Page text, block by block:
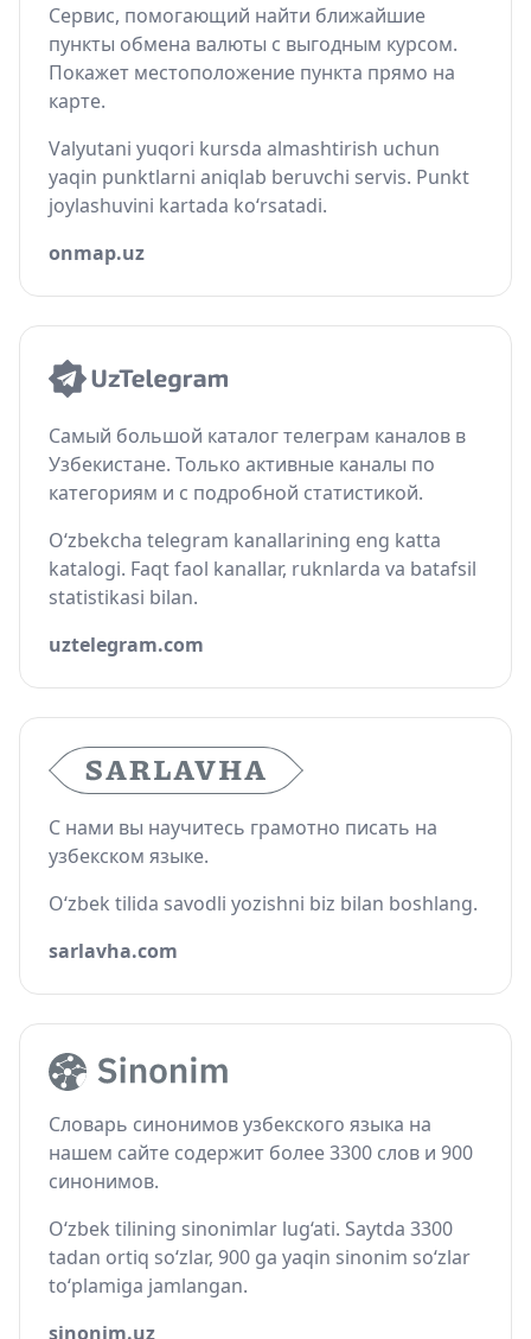
Сервис, помогающий найти ближайшие
пункты обмена валюты с выгодным курсом.
Покажет местоположение пункта прямо на
карте.
Valyutani yuqori kursda almashtirish uchun
yaqin punktlarni aniqlab beruvchi servis. Punkt
joylashuvini kartada ko‘rsatadi.
onmap.uz
Самый большой каталог телеграм каналов в
Узбекистане. Только активные каналы по
категориям и с подробной статистикой.
O‘zbekcha telegram kanallarining eng katta
katalogi. Faqt faol kanallar, ruknlarda va batafsil
statistikasi bilan.
uztelegram.com
С нами вы научитесь грамотно писать на
узбекском языке.
O‘zbek tilida savodli yozishni biz bilan boshlang.
sarlavha.com
Словарь синонимов узбекского языка на
нашем сайте содержит более 3300 слов и 900
синонимов.
O‘zbek tilining sinonimlar lug‘ati. Saytda 3300
tadan ortiq so‘zlar, 900 ga yaqin sinonim so‘zlar
to‘plamiga jamlangan.
sinonim.uz